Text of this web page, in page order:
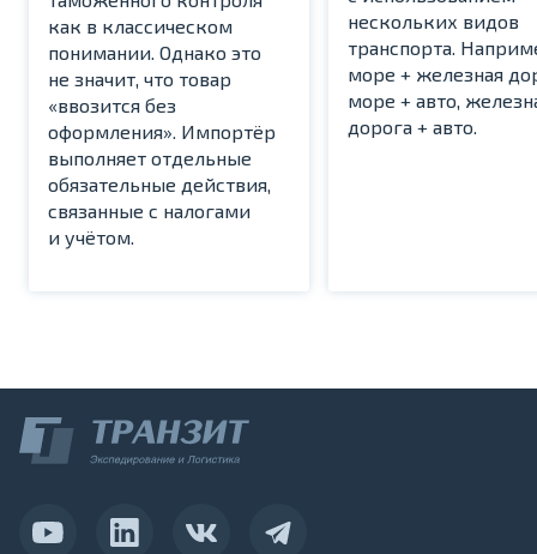
как в классическом
понимании. Однако это
не значит, что товар
«ввозится без
оформления». Импортёр
выполняет отдельные
обязательные действия,
связанные с налогами
и учётом.
нескольких видов
транспорта.
море + железная
море + авто,
дорога + авто.